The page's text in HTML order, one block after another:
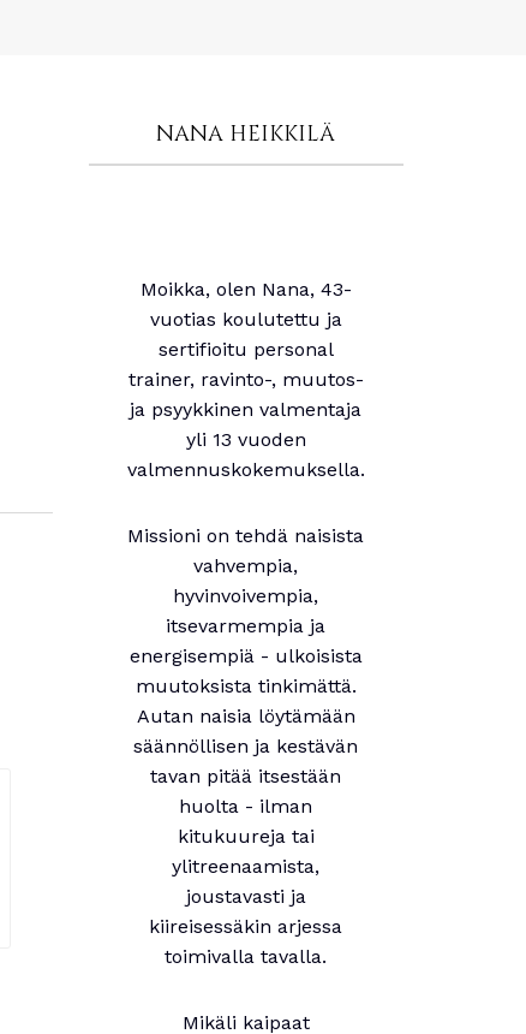
NANA HEIKKILÄ
Moikka, olen Nana, 43-
vuotias koulutettu ja
sertifioitu personal
trainer, ravinto-, muutos-
ja psyykkinen valmentaja
yli 13 vuoden
valmennuskokemuksella.
Missioni on tehdä naisista
vahvempia,
hyvinvoivempia,
itsevarmempia ja
energisempiä - ulkoisista
muutoksista tinkimättä.
Autan naisia löytämään
säännöllisen ja kestävän
tavan pitää itsestään
huolta - ilman
kitukuureja tai
ylitreenaamista,
joustavasti ja
kiireisessäkin arjessa
toimivalla tavalla.
Mikäli kaipaat